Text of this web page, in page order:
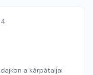
a kárpátaljai